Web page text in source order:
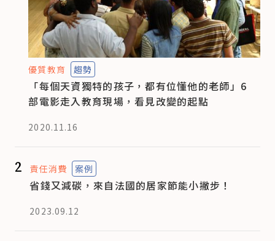
優質教育 趨勢
「每個天資獨特的孩子，都有位懂他的老師」6
部電影走入教育現場，看見改變的起點
2020.11.16
2 責任消費 案例
省錢又減碳，來自法國的居家節能小撇步！
2023.09.12